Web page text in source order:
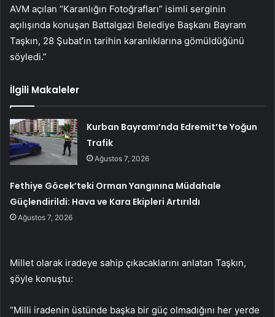
AVM açılan “Karanlığın Fotoğrafları” isimli serginin
açılışında konuşan Battalgazi Belediye Başkanı Bayram
Taşkın, 28 Şubat’ın tarihin karanlıklarına gömüldüğünü
söyledi.”
İlgili Makaleler
Kurban Bayramı’nda Edremit’te Yoğun
Trafik
Ağustos 7, 2026
Fethiye Göcek’teki Orman Yangınına Müdahale
Güçlendirildi: Hava ve Kara Ekipleri Artırıldı
Ağustos 7, 2026
Millet olarak iradeye sahip çıkacaklarını anlatan Taşkın,
şöyle konuştu:
“Milli iradenin üstünde başka bir güç olmadığını her yerde